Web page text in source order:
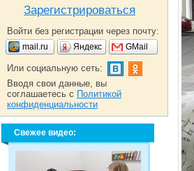
Зарегистрироваться
Войти без регистрации через почту:
mail.ru Яндекс GMail
Или социальную сеть:
Вводя свои данные, вы
соглашаетесь с Политикой
конфиденциальности
Свежее видео: